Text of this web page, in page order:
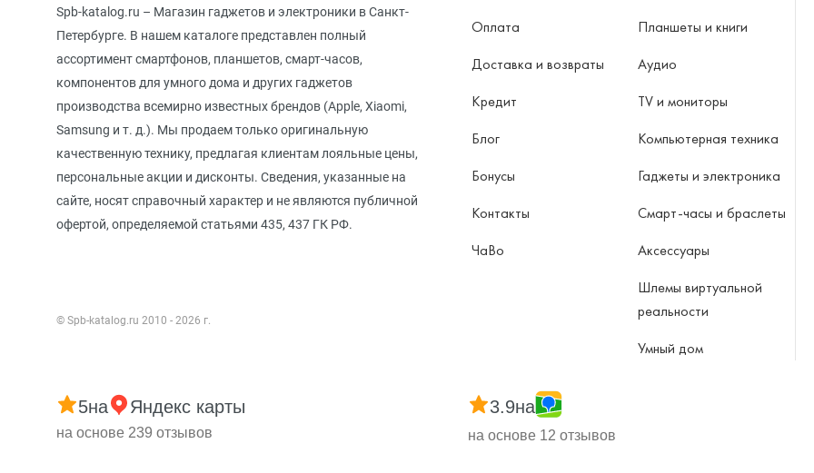
Spb-katalog.ru – Магазин гаджетов и электроники в Санкт-
Петербурге. В нашем каталоге представлен полный
ассортимент смартфонов, планшетов, смарт-часов,
компонентов для умного дома и других гаджетов
производства всемирно известных брендов (Apple, Xiaomi,
Samsung и т. д.). Мы продаем только оригинальную
качественную технику, предлагая клиентам лояльные цены,
персональные акции и дисконты. Сведения, указанные на
сайте, носят справочный характер и не являются публичной
офертой, определяемой статьями 435, 437 ГК РФ.
© Spb-katalog.ru 2010 - 2026 г.
Оплата
Доставка и возвраты
Кредит
Блог
Бонусы
Контакты
ЧаВо
Планшеты и книги
Аудио
TV и мониторы
Компьютерная техника
Гаджеты и электроника
Смарт-часы и браслеты
Аксессуары
Шлемы виртуальной
реальности
Умный дом
5на Яндекс карты
на основе 239 отзывов
3.9на
на основе 12 отзывов